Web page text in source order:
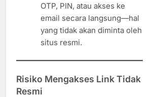
OTP, PIN, atau akses ke
email secara langsung—hal
yang tidak akan diminta oleh
situs resmi.
Risiko Mengakses Link Tidak
Resmi